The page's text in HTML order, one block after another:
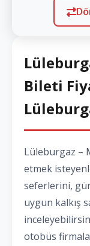
Bileti
Lüleburgaz –
etmek
seferlerini,
uygun kalkış
otobüs